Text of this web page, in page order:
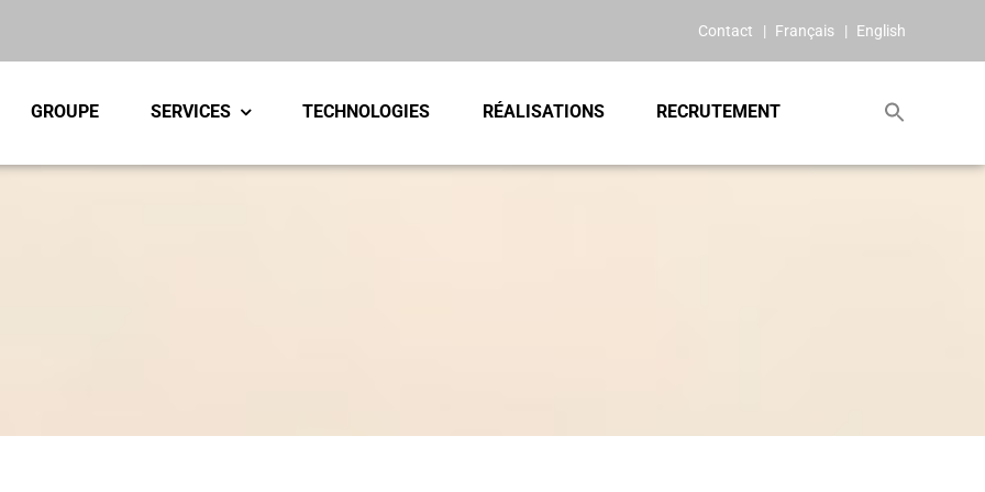
Contact Français English
GROUPE SERVICES TECHNOLOGIES RÉALISATIONS RECRUTEMENT